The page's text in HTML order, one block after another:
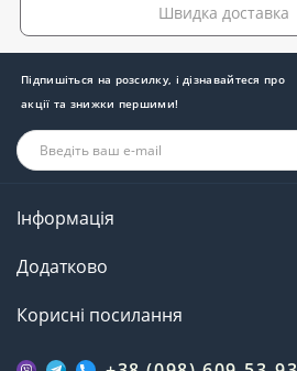
Швидка доставка
Підпишіться на розсилку, і дізнавайтеся про
акції та знижки першими!
Інформація
Додатково
Корисні посилання